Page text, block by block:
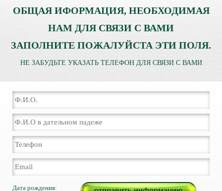
ОБЩАЯ ИФОРМАЦИЯ, НЕОБХОДИМАЯ
НАМ ДЛЯ СВЯЗИ С ВАМИ
ЗАПОЛНИТЕ ПОЖАЛУЙСТА ЭТИ ПОЛЯ.
НЕ ЗАБУДЬТЕ УКАЗАТЬ ТЕЛЕФОН ДЛЯ СВЯЗИ С ВАМИ
Дата рождения: